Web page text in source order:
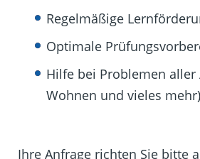
Regelmäßige
Optimale
Hilfe bei Problemen aller
Wohnen und vieles mehr)
Ihre Anfrage richten Sie bitte